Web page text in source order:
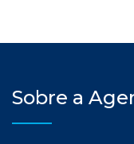
Sobre a